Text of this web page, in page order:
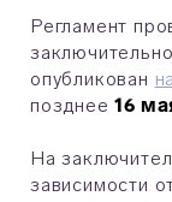
Регламент
опубликован
позднее16
На
зависимости